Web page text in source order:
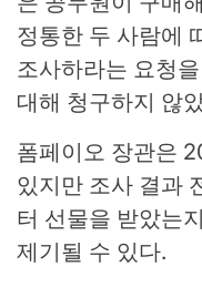
정통한 두 사람에
조사하라는 요청
대해 청구하지 않
폼페이오 장관은
있지만 조사 결과
터 선물을 받았는
제기될 수 있다.